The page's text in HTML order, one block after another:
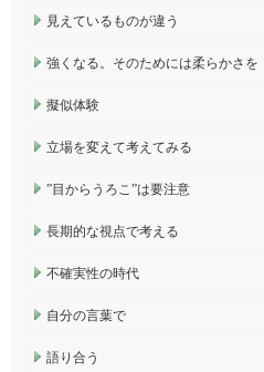
見えているものが違う
強くなる。そのためには柔らかさを
擬似体験
立場を変えて考えてみる
”目からうろこ”は要注意
長期的な視点で考える
不確実性の時代
自分の言葉で
語り合う